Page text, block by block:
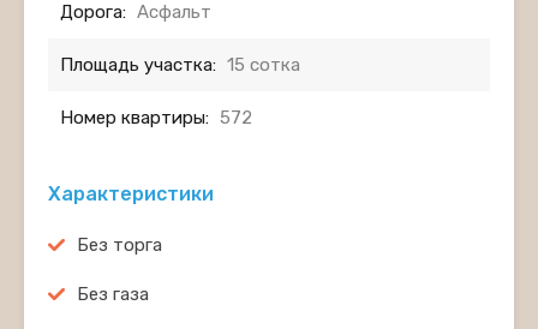
Дорога: Асфальт
Площадь участка: 15 сотка
Номер квартиры: 572
Характеристики
Без торга
Без газа